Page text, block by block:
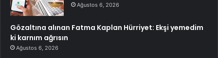
Ağustos 6, 2026
Gözaltına alınan Fatma Kaplan Hürriyet: Ekşi yemedim
ki karnım ağrısın
Ağustos 6, 2026